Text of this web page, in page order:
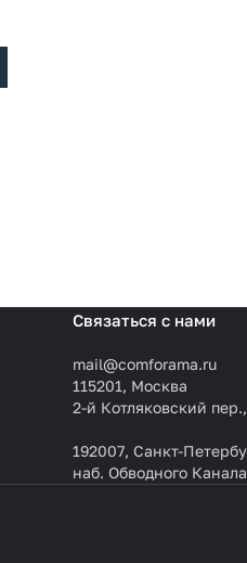
Связаться с нами
mail@comforama.ru
115201, Москва
2-й Котляковский
192007, Санкт-
наб. Обводного